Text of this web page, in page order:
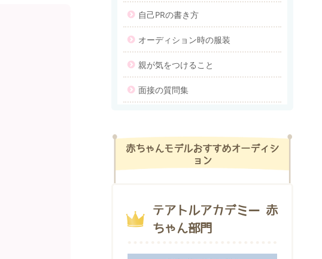
自己PRの書き方
オーディション時の服装
親が気をつけること
面接の質問集
赤ちゃんモデルおすすめオーディシ
ョン
テアトルアカデミー 赤
ちゃん部門